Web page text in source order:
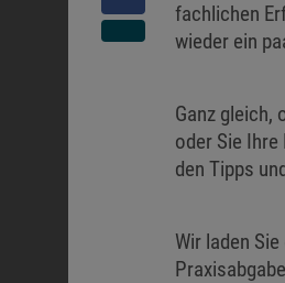
fachlichen
wieder ein
Ganz gleich,
oder Sie
den Tipps
Wir laden